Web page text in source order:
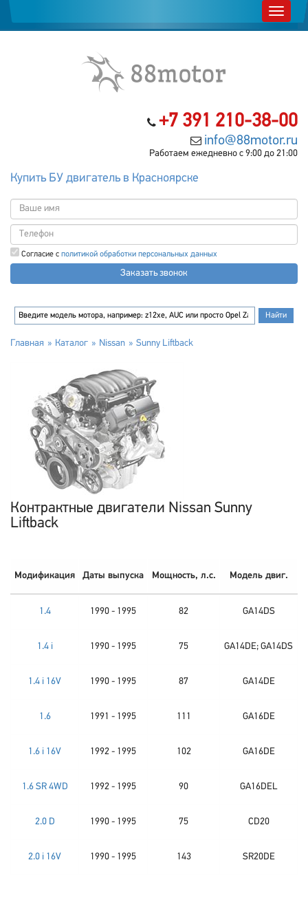
+7 391 210-38-00
info@88motor.ru
Работаем ежедневно с 9:00 до 21:00
Купить БУ двигатель в Красноярске
Согласие с политикой обработки персональных данных
Заказать звонок
Главная Каталог Nissan Sunny Liftback
Контрактные двигатели Nissan Sunny
Liftback
Модификация Даты выпуска Мощность, л.с. Модель двиг.
1.4 1990 - 1995 82 GA14DS
1.4 i 1990 - 1995 75 GA14DE; GA14DS
1.4 i 16V 1990 - 1995 87 GA14DE
1.6 1991 - 1995 111 GA16DE
1.6 i 16V 1992 - 1995 102 GA16DE
1.6 SR 4WD 1992 - 1995 90 GA16DEL
2.0 D 1990 - 1995 75 CD20
2.0 i 16V 1990 - 1995 143 SR20DE